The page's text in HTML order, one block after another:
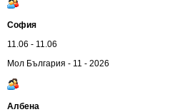
София
11.06 - 11.06
Мол България - 11 - 2026
Албена